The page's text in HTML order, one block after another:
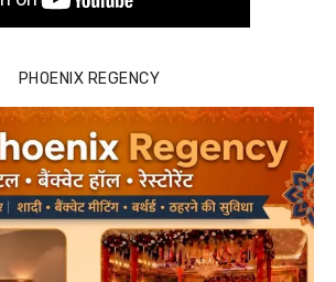
PHOENIX REGENCY